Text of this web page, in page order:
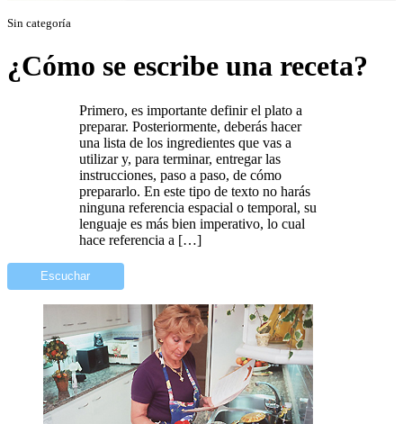
Sin categoría
¿Cómo se escribe una receta?
Primero, es importante definir el plato a
preparar. Posteriormente, deberás hacer
una lista de los ingredientes que vas a
utilizar y, para terminar, entregar las
instrucciones, paso a paso, de cómo
prepararlo. En este tipo de texto no harás
ninguna referencia espacial o temporal, su
lenguaje es más bien imperativo, lo cual
hace referencia a […]
Escuchar